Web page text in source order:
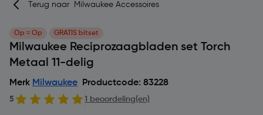
Terug naar Milwaukee Accessoires
Op = Op GRATIS bitset
Milwaukee Reciprozaagbladen set Torch
Metaal 11-delig
Merk Milwaukee Productcode: 83228
5 1 beoordeling(en)